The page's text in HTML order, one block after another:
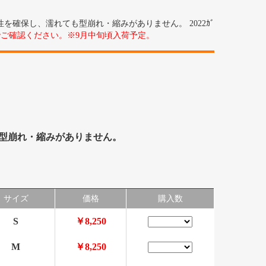
確保し、濡れても型崩れ・縮みがありません。 2022ｶﾞ
確認ください。※9月中旬頃入荷予定。
れ・縮みがありません。
サイズ 価格 購入数
S ￥8,250
M ￥8,250